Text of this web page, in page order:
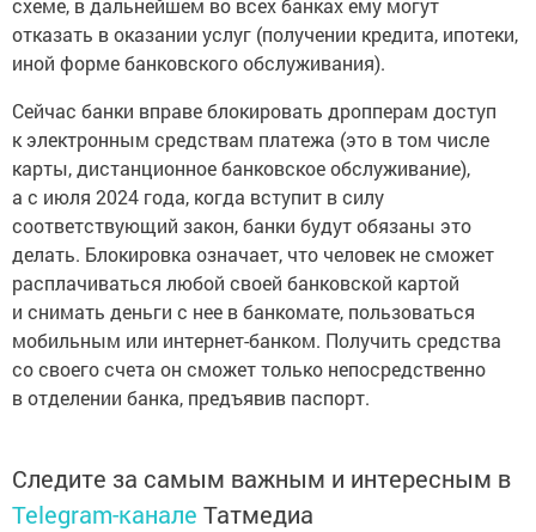
схеме, в дальнейшем во всех банках ему могут
отказать в оказании услуг (получении кредита, ипотеки,
иной форме банковского обслуживания).
Сейчас банки вправе блокировать дропперам доступ
к электронным средствам платежа (это в том числе
карты, дистанционное банковское обслуживание),
а с июля 2024 года, когда вступит в силу
соответствующий закон, банки будут обязаны это
делать. Блокировка означает, что человек не сможет
расплачиваться любой своей банковской картой
и снимать деньги с нее в банкомате, пользоваться
мобильным или интернет-банком. Получить средства
со своего счета он сможет только непосредственно
в отделении банка, предъявив паспорт.
Следите за самым важным и интересным в
Telegram-канале Татмедиа